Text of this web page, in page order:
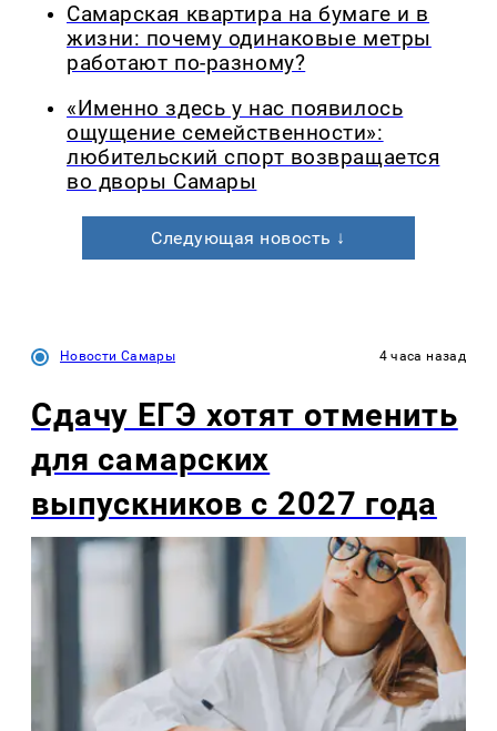
Самарская квартира на бумаге и в
жизни: почему одинаковые метры
работают по-разному?
«Именно здесь у нас появилось
ощущение семейственности»:
любительский спорт возвращается
во дворы Самары
Следующая новость ↓
Новости Самары 4 часа назад
Сдачу ЕГЭ хотят отменить
для самарских
выпускников с 2027 года